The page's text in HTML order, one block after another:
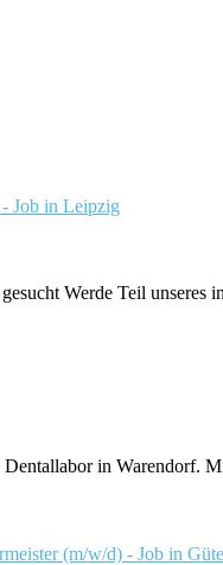
Job in Leipzig
Werde Teil unseres
in Warendorf.
(m/w/d) - Job in